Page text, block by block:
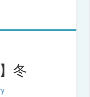
冬